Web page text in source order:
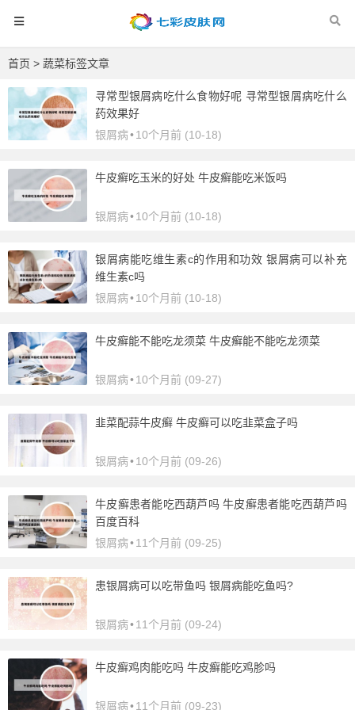
首页 > 蔬菜标签文章
寻常型银屑病吃什么食物好呢 寻常型银屑病吃什么
药效果好
银屑病•10个月前 (10-18)
牛皮癣吃玉米的好处 牛皮癣能吃米饭吗
银屑病•10个月前 (10-18)
银屑病能吃维生素c的作用和功效 银屑病可以补充
维生素c吗
银屑病•10个月前 (10-18)
牛皮癣能不能吃龙须菜 牛皮癣能不能吃龙须菜
银屑病•10个月前 (09-27)
韭菜配蒜牛皮癣 牛皮癣可以吃韭菜盒子吗
银屑病•10个月前 (09-26)
牛皮癣患者能吃西葫芦吗 牛皮癣患者能吃西葫芦吗
百度百科
银屑病•11个月前 (09-25)
患银屑病可以吃带鱼吗 银屑病能吃鱼吗?
银屑病•11个月前 (09-24)
牛皮癣鸡肉能吃吗 牛皮癣能吃鸡胗吗
银屑病•11个月前 (09-23)